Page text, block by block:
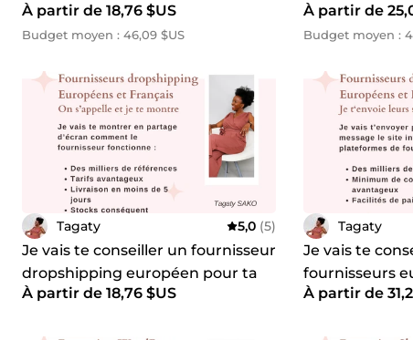
Facebook/Instagram/Tik Tok Ads
À partir de 18,76 $US
Budget moyen : 46,09 $US
Console sur
À partir de
Budget moyen :
Tagaty 5,0 (5)
Je vais te conseiller un fournisseur
dropshipping européen pour ta
boutique
À partir de 18,76 $US
Tagaty
Je vais te
fournisseurs
boutique en
À partir de